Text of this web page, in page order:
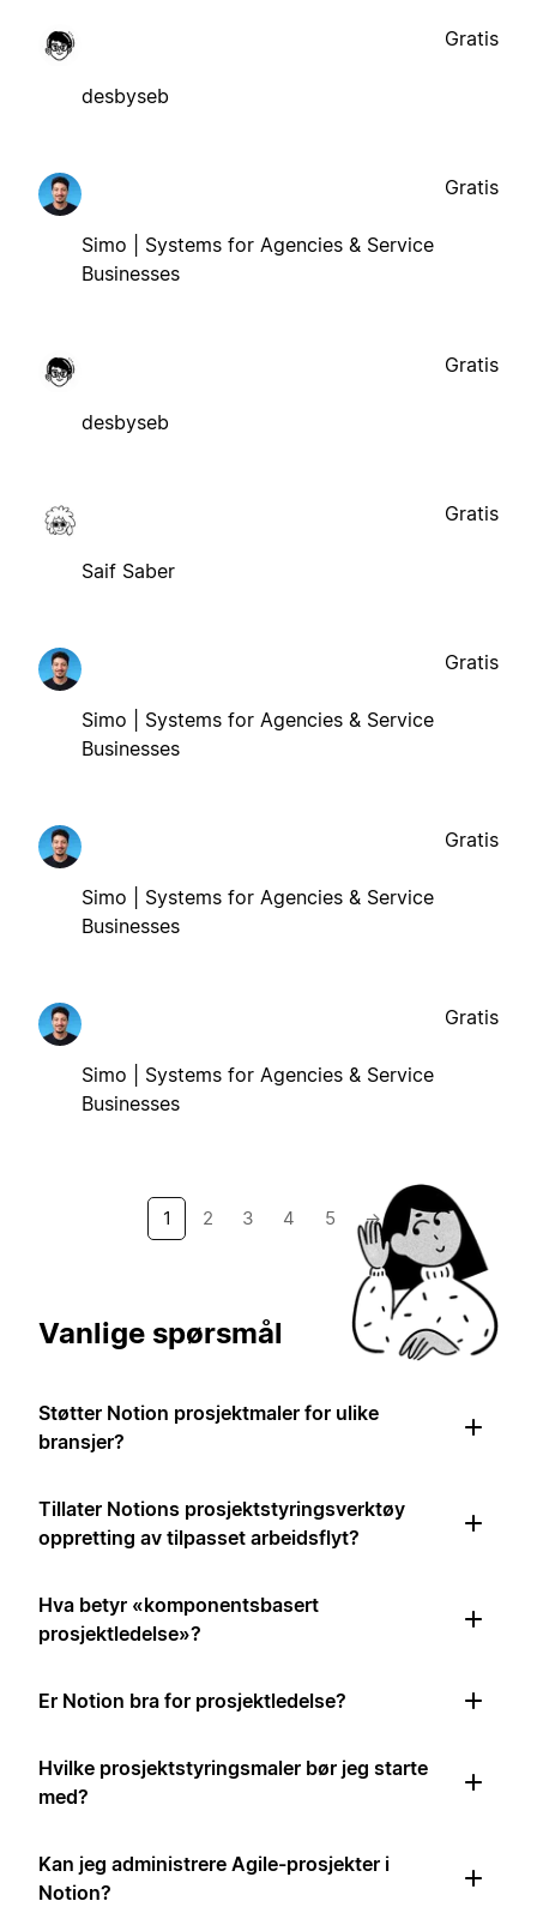
desbyseb
Gratis
Simo | Systems for Agencies & Service
Businesses
Gratis
desbyseb
Gratis
Saif Saber
Gratis
Simo | Systems for Agencies & Service
Businesses
Gratis
Simo | Systems for Agencies & Service
Businesses
Gratis
Simo | Systems for Agencies & Service
Businesses
Gratis
1 2 3 4 5 →
Vanlige spørsmål
Støtter Notion prosjektmaler for ulike
bransjer?
Tillater Notions prosjektstyringsverktøy
oppretting av tilpasset arbeidsflyt?
Hva betyr «komponentsbasert
prosjektledelse»?
Er Notion bra for prosjektledelse?
Hvilke prosjektstyringsmaler bør jeg starte
med?
Kan jeg administrere Agile-prosjekter i
Notion?